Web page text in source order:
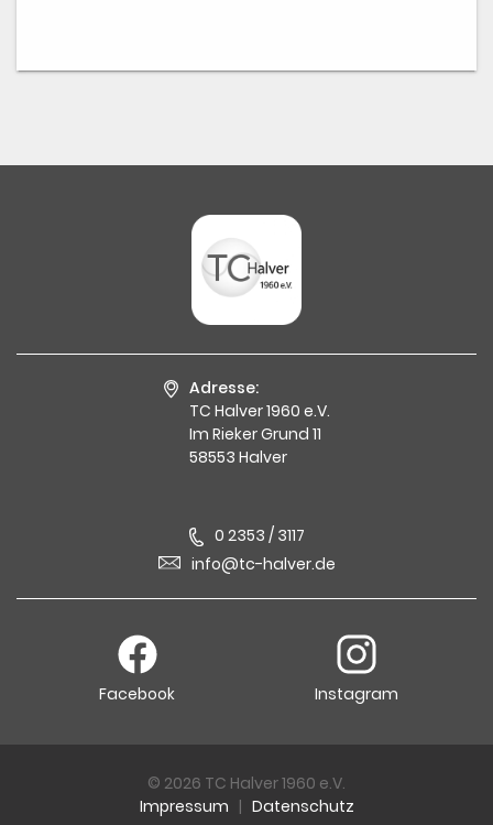
Adresse:
TC Halver 1960 e.V.
Im Rieker Grund 11
58553 Halver
0 2353 / 3117
info@tc-halver.de
Facebook Instagram
© 2026 TC Halver 1960 e.V.
Impressum | Datenschutz